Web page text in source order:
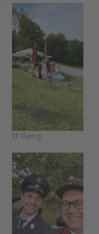
FF Geng